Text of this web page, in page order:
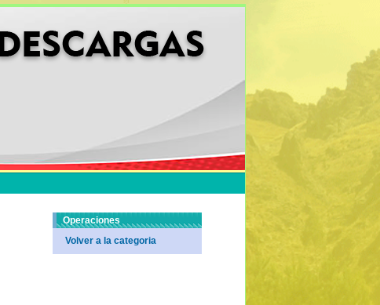
Operaciones
Volver a la categoria